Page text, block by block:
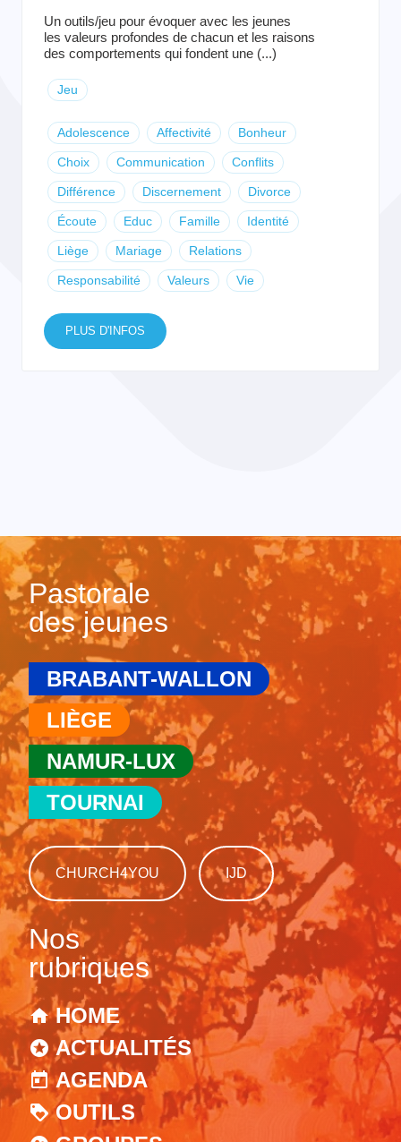
Un outils/jeu pour évoquer avec les jeunes
les valeurs profondes de chacun et les raisons
des comportements qui fondent une (...)
Jeu
Adolescence Affectivité Bonheur
Choix Communication Conflits
Différence Discernement Divorce
Écoute Educ Famille Identité
Liège Mariage Relations
Responsabilité Valeurs Vie
PLUS D'INFOS
Pastorale
des jeunes
BRABANT-WALLON
LIÈGE
NAMUR-LUX
TOURNAI
CHURCH4YOU IJD
Nos
rubriques
HOME
ACTUALITÉS
AGENDA
OUTILS